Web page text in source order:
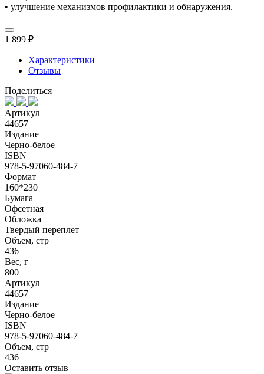
• улучшение механизмов профилактики и обнаружения.
1 899 ₽
Характеристики
Отзывы
Поделиться
Артикул
44657
Издание
Черно-белое
ISBN
978-5-97060-484-7
Формат
160*230
Бумага
Офсетная
Обложка
Твердый переплет
Объем, стр
436
Вес, г
800
Артикул
44657
Издание
Черно-белое
ISBN
978-5-97060-484-7
Объем, стр
436
Оставить отзыв